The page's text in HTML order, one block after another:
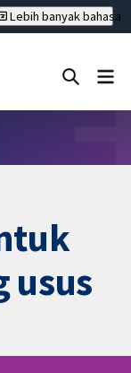
Lebih banyak bahasa
usus